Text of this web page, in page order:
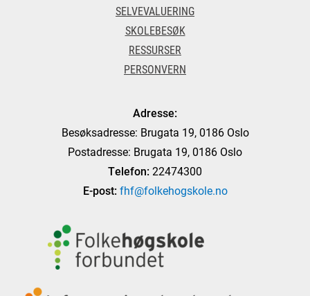
SELVEVALUERING
SKOLEBESØK
RESSURSER
PERSONVERN
Adresse:
Besøksadresse: Brugata 19, 0186 Oslo
Postadresse: Brugata 19, 0186 Oslo
Telefon: 22474300
E-post: fhf@folkehogskole.no